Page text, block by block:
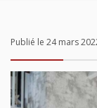
Publié le 24 mars